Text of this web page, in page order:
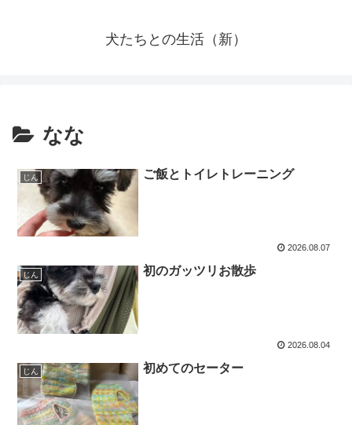
犬たちとの生活（新）
なな
じん ご飯とトイレトレーニング
2026.08.07
じん 初のガッツリお散歩
2026.08.04
じん 初めてのセーター